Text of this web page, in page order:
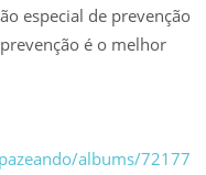
especial de prevenção
é o melhor
albums/72177